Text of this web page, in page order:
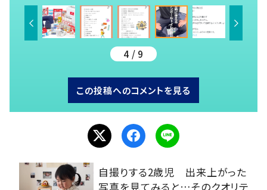
4 / 9
この投稿へのコメントを見る
自撮りする2歳児 出来上がった
写真を見てみると…そのクオリテ